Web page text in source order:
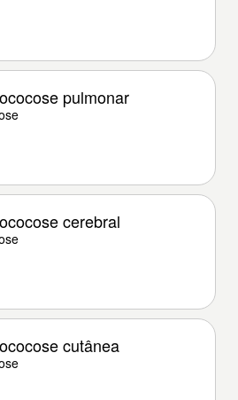
pulmonar
cerebral
cutânea